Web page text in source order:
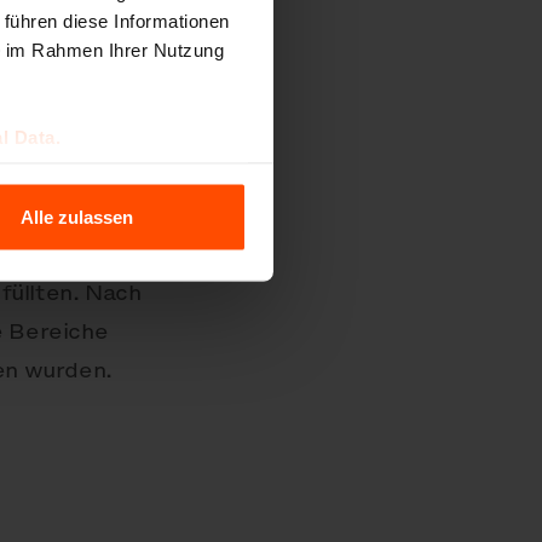
diese Informationen
Rahmen Ihrer Nutzung
Data.
Alle zulassen
die
von sechs
Nach
Bereiche
wurden.